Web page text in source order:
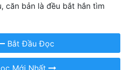
căn bản là đều bắt hắn tìm
Bắt Đầu Đọc
Mới Nhất